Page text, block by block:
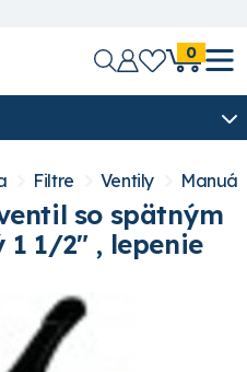
0
Filtre Ventily
so spätným
1 1/2" , lepenie